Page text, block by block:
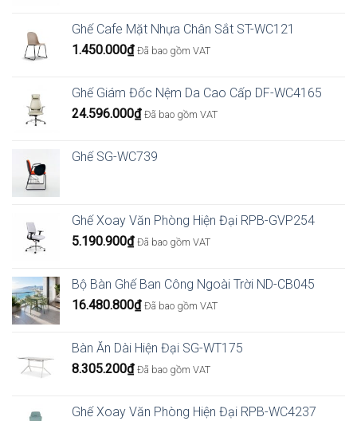
Ghế Cafe Mặt Nhựa Chân Sắt ST-WC121
1.450.000₫ Đã bao gồm VAT
Ghế Giám Đốc Nệm Da Cao Cấp DF-WC4165
24.596.000₫ Đã bao gồm VAT
Ghế SG-WC739
Ghế Xoay Văn Phòng Hiện Đại RPB-GVP254
5.190.900₫ Đã bao gồm VAT
Bộ Bàn Ghế Ban Công Ngoài Trời ND-CB045
16.480.800₫ Đã bao gồm VAT
Bàn Ăn Dài Hiện Đại SG-WT175
8.305.200₫ Đã bao gồm VAT
Ghế Xoay Văn Phòng Hiện Đại RPB-WC4237